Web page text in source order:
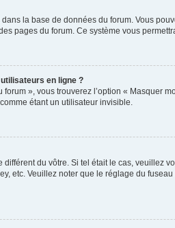
la base de données du forum. Vous
pages du forum. Ce système vous
en ligne ?
», vous trouverez l’option « Masquer
étant un utilisateur invisible.
du vôtre. Si tel était le cas,
etc. Veuillez noter que le réglage du